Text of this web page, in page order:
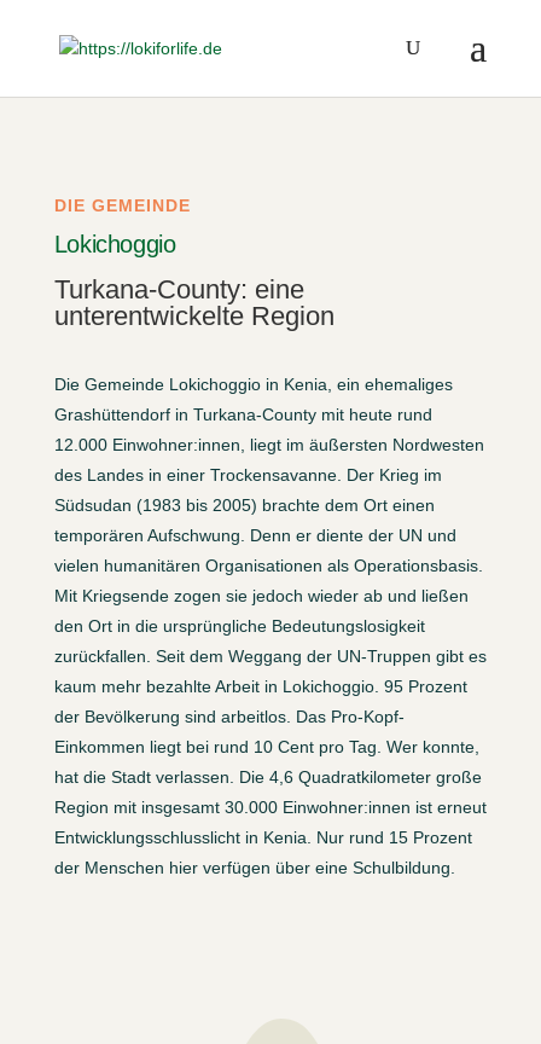
DIE GEMEINDE
Lokichoggio
Turkana-County: eine
unterentwickelte Region
Die Gemeinde Lokichoggio in Kenia, ein ehemaliges
Grashüttendorf in Turkana-County mit heute rund
12.000 Einwohner:innen, liegt im äußersten Nordwesten
des Landes in einer Trockensavanne. Der Krieg im
Südsudan (1983 bis 2005) brachte dem Ort einen
temporären Aufschwung. Denn er diente der UN und
vielen humanitären Organisationen als Operationsbasis.
Mit Kriegsende zogen sie jedoch wieder ab und ließen
den Ort in die ursprüngliche Bedeutungslosigkeit
zurückfallen. Seit dem Weggang der UN-Truppen gibt es
kaum mehr bezahlte Arbeit in Lokichoggio. 95 Prozent
der Bevölkerung sind arbeitlos. Das Pro-Kopf-
Einkommen liegt bei rund 10 Cent pro Tag. Wer konnte,
hat die Stadt verlassen. Die 4,6 Quadratkilometer große
Region mit insgesamt 30.000 Einwohner:innen ist erneut
Entwicklungsschlusslicht in Kenia. Nur rund 15 Prozent
der Menschen hier verfügen über eine Schulbildung.